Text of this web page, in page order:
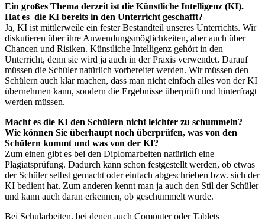
Ein großes Thema derzeit ist die Künstliche Intelligenz (KI).
Hat es die KI bereits in den Unterricht geschafft?
Ja, KI ist mittlerweile ein fester Bestandteil unseres Unterrichts. Wir
diskutieren über ihre Anwendungsmöglichkeiten, aber auch über
Chancen und Risiken. Künstliche Intelligenz gehört in den
Unterricht, denn sie wird ja auch in der Praxis verwendet. Darauf
müssen die Schüler natürlich vorbereitet werden. Wir müssen den
Schülern auch klar machen, dass man nicht einfach alles von der KI
übernehmen kann, sondern die Ergebnisse überprüft und hinterfragt
werden müssen.
Macht es die KI den Schülern nicht leichter zu schummeln?
Wie können Sie überhaupt noch überprüfen, was von den
Schülern kommt und was von der KI?
Zum einen gibt es bei den Diplomarbeiten natürlich eine
Plagiatsprüfung. Dadurch kann schon festgestellt werden, ob etwas
der Schüler selbst gemacht oder einfach abgeschrieben bzw. sich der
KI bedient hat. Zum anderen kennt man ja auch den Stil der Schüler
und kann auch daran erkennen, ob geschummelt wurde.
Bei Schularbeiten, bei denen auch Computer oder Tablets